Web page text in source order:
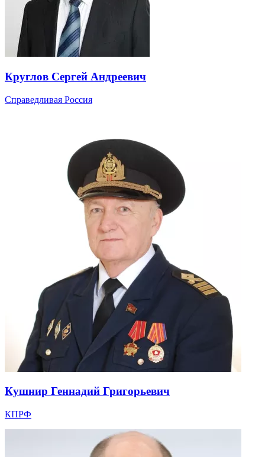
Круглов Сергей Андреевич
Справедливая Россия
Кушнир Геннадий Григорьевич
КПРФ